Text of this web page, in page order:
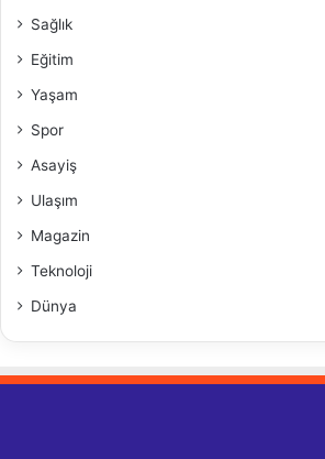
Sağlık
Eğitim
Yaşam
Spor
Asayiş
Ulaşım
Magazin
Teknoloji
Dünya